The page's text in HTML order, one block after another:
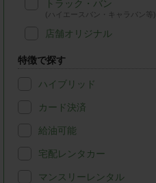
トラック・バン
(ハイエースバン・キャラバン等)
店舗オリジナル
特徴で探す
ハイブリッド
カード決済
給油可能
宅配レンタカー
マンスリーレンタル